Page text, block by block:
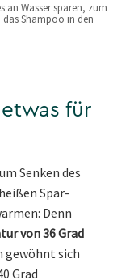
an Wasser sparen, zum
das Shampoo in den
für
Senken des
Spar-
Denn
von 36 Grad
gewöhnt sich
Grad